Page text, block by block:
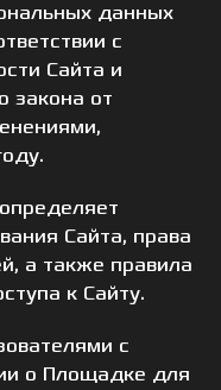
данных
с
Сайта и
закона от
Сайта, права
а также правила
к Сайту.
с
о Площадке для